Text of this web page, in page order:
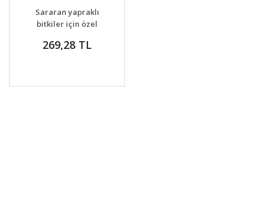
DETAYLAR SEPETE EKLE
Sararan yapraklı
bitkiler için özel
269,28 TL